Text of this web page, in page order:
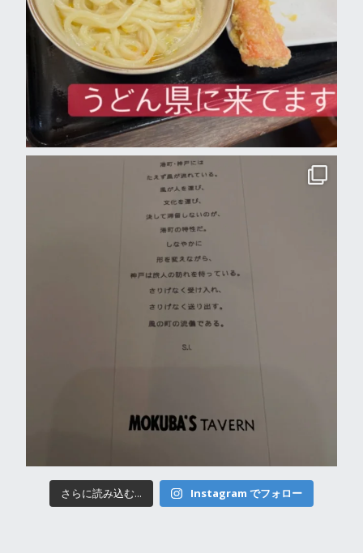
さらに読み込む... Instagram でフォロー